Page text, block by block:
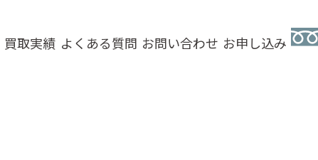
買取実績 よくある質問 お問い合わせ お申し込み